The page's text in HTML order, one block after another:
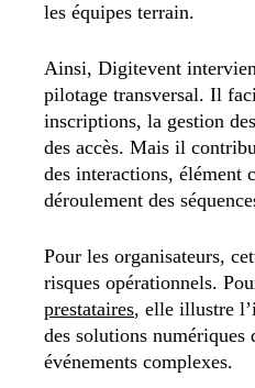
les équipes terrain.
Ainsi, Digitevent
pilotage transversal. Il
inscriptions, la gestion
des accès. Mais il
des interactions, élément
déroulement des
Pour les organisateurs,
risques opérationnels.
prestataires, elle illustre
des solutions numériques
événements complexes.